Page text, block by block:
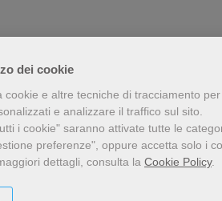
dei cookie
cookie e altre tecniche di tracciamento
e analizzare il traffico sul sito.
i cookie" saranno attivate tutte le
preferenze", oppure accetta solo i
dettagli, consulta la Cookie Policy.